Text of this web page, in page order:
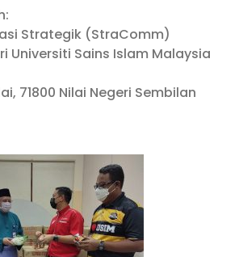
Strategik (StraComm)
Universiti Sains Islam Malaysia
71800 Nilai Negeri Sembilan